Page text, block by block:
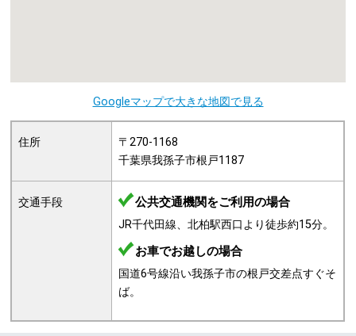
Googleマップで大きな地図で見る
住所
〒270-1168
千葉県我孫子市根戸1187
交通手段 公共交通機関をご利用の場合
JR千代田線、北柏駅西口より徒歩約15分。
お車でお越しの場合
国道6号線沿い我孫子市の根戸交差点すぐそ
ば。